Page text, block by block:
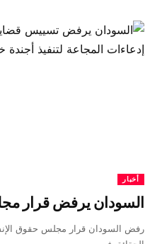
أخبار
السودان يرفض قرار
رفض السودان قرار مجلس حقوق